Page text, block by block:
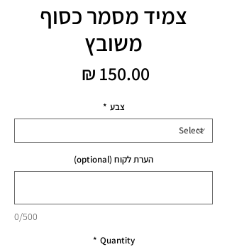
צמיד מסמר כסוף
משובץ
150.00 ₪
צבע *
הערת לקוח (optional)
0/500
Quantity
*